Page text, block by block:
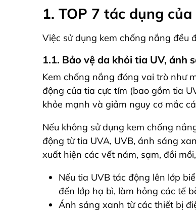
1. TOP 7 tác dụng
Việc sử dụng kem chống nắng đều
1.1. Bảo vệ da khỏi tia UV, ánh
Kem chống nắng đóng vai trò như
động của tia cực tím (bao gồm tia
khỏe mạnh và giảm nguy cơ mắc
Nếu không sử dụng kem chống
động từ tia UVA, UVB, ánh sáng
xuất hiện các vết nám, sạm, đồi
Nếu tia UVB tác động lên lớp
đến lớp hạ bì, làm hỏng các tế
Ánh sáng xanh từ các thiết bị